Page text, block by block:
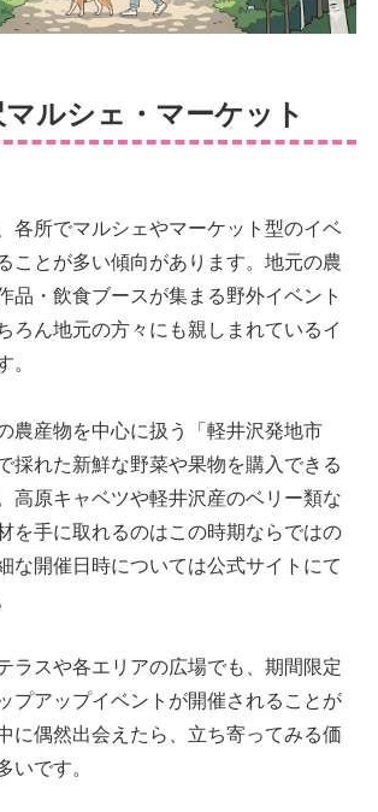
ルシェ・マーケット
各所でマルシェやマーケット型のイベ
ことが多い傾向があります。地元の農
品・飲食ブースが集まる野外イベント
ろん地元の方々にも親しまれているイ
。
農産物を中心に扱う「軽井沢発地市
採れた新鮮な野菜や果物を購入できる
高原キャベツや軽井沢産のベリー類な
を手に取れるのはこの時期ならではの
な開催日時については公式サイトにて
ラスや各エリアの広場でも、期間限定
プアップイベントが開催されることが
に偶然出会えたら、立ち寄ってみる価
いです。